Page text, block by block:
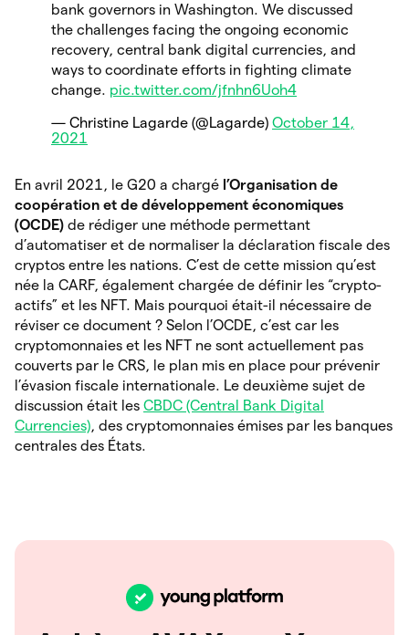
bank governors in Washington. We discussed
the challenges facing the ongoing economic
recovery, central bank digital currencies, and
ways to coordinate efforts in fighting climate
change. pic.twitter.com/jfnhn6Uoh4
— Christine Lagarde (@Lagarde) October 14,
2021
En avril 2021, le G20 a chargé l’Organisation de
coopération et de développement économiques
(OCDE) de rédiger une méthode permettant
d’automatiser et de normaliser la déclaration fiscale des
cryptos entre les nations. C’est de cette mission qu’est
née la CARF, également chargée de définir les “crypto-
actifs” et les NFT. Mais pourquoi était-il nécessaire de
réviser ce document ? Selon l’OCDE, c’est car les
cryptomonnaies et les NFT ne sont actuellement pas
couverts par le CRS, le plan mis en place pour prévenir
l’évasion fiscale internationale. Le deuxième sujet de
discussion était les CBDC (Central Bank Digital
Currencies), des cryptomonnaies émises par les banques
centrales des États.